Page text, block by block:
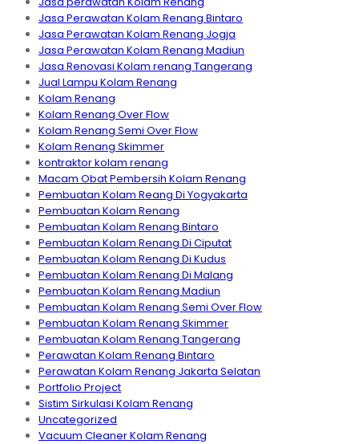
Jasa Perawatan Kolam Renang Bintaro
Jasa Perawatan Kolam Renang Jogja
Jasa Perawatan Kolam Renang Madiun
Jasa Renovasi Kolam renang Tangerang
Jual Lampu Kolam Renang
Kolam Renang
Kolam Renang Over Flow
Kolam Renang Semi Over Flow
Kolam Renang Skimmer
kontraktor kolam renang
Macam Obat Pembersih Kolam Renang
Pembuatan Kolam Reang Di Yogyakarta
Pembuatan Kolam Renang
Pembuatan Kolam Renang Bintaro
Pembuatan Kolam Renang Di Ciputat
Pembuatan Kolam Renang Di Kudus
Pembuatan Kolam Renang Di Malang
Pembuatan Kolam Renang Madiun
Pembuatan Kolam Renang Semi Over Flow
Pembuatan Kolam Renang Skimmer
Pembuatan Kolam Renang Tangerang
Perawatan Kolam Renang Bintaro
Perawatan Kolam Renang Jakarta Selatan
Portfolio Project
Sistim Sirkulasi Kolam Renang
Uncategorized
Vacuum Cleaner Kolam Renang